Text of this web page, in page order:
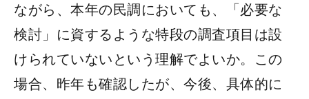
ながら、本年の民調においても、「必要な
検討」に資するような特段の調査項目は設
けられていないという理解でよいか。この
場合、昨年も確認したが、今後、具体的に